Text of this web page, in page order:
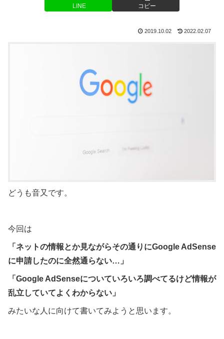
LINE コピー
2019.10.02 2022.02.07
どうも音又です。
今回は
「ネットの情報とか見ながらその通りにGoogle AdSense
に申請したのに全然通らない…」
「Google AdSenseについていろいろ調べてるけど情報が
乱立していてよくわからない」
みたいな人に向けて書いてみようと思います。